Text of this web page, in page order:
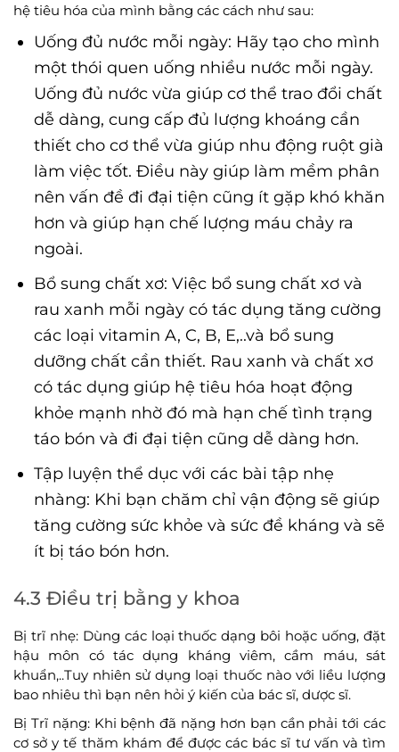
hệ tiêu hóa của mình bằng các cách như sau:
Uống đủ nước mỗi ngày: Hãy tạo cho mình
một thói quen uống nhiều nước mỗi ngày.
Uống đủ nước vừa giúp cơ thể trao đổi chất
dễ dàng, cung cấp đủ lượng khoáng cần
thiết cho cơ thể vừa giúp nhu động ruột già
làm việc tốt. Điều này giúp làm mềm phân
nên vấn đề đi đại tiện cũng ít gặp khó khăn
hơn và giúp hạn chế lượng máu chảy ra
ngoài.
Bổ sung chất xơ: Việc bổ sung chất xơ và
rau xanh mỗi ngày có tác dụng tăng cường
các loại vitamin A, C, B, E,..và bổ sung
dưỡng chất cần thiết. Rau xanh và chất xơ
có tác dụng giúp hệ tiêu hóa hoạt động
khỏe mạnh nhờ đó mà hạn chế tình trạng
táo bón và đi đại tiện cũng dễ dàng hơn.
Tập luyện thể dục với các bài tập nhẹ
nhàng: Khi bạn chăm chỉ vận động sẽ giúp
tăng cường sức khỏe và sức đề kháng và sẽ
ít bị táo bón hơn.
4.3 Điều trị bằng y khoa
Bị trĩ nhẹ: Dùng các loại thuốc dạng bôi hoặc uống, đặt
hậu môn có tác dụng kháng viêm, cầm máu, sát
khuẩn,..Tuy nhiên sử dụng loại thuốc nào với liều lượng
bao nhiêu thì bạn nên hỏi ý kiến của bác sĩ, dược sĩ.
Bị Trĩ nặng: Khi bệnh đã nặng hơn bạn cần phải tới các
cơ sở y tế thăm khám để được các bác sĩ tư vấn và tìm